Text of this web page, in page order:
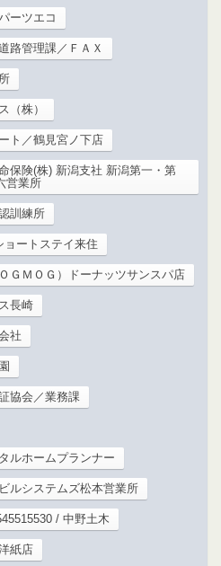
ーツエコ
路管理課／ＦＡＸ
（株）
ト／鶴見宮ノ下店
保険(株) 新潟支社 新潟第一・第
営業所
訓練所
ョートステイ来住
ＧＭＯＧ）ドーナッツサンスパ店
長崎
社
協会／業務課
ルホームプランナー
ルシステムズ松本営業所
/ 中野土木
紙店